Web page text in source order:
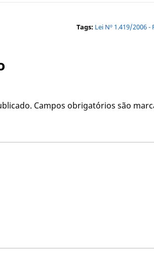
Tags: Lei Nº 1.419/2006
Campos obrigatórios são